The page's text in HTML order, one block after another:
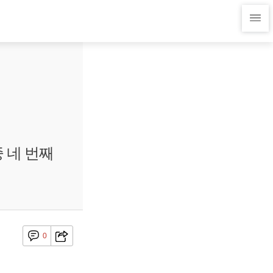
네 번째
0